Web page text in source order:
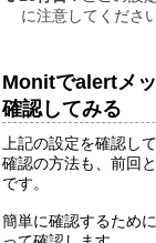
に注意してください
Monitでalertメ
確認してみる
上記の設定を確認し
確認の方法も、前回
です。
簡単に確認するため